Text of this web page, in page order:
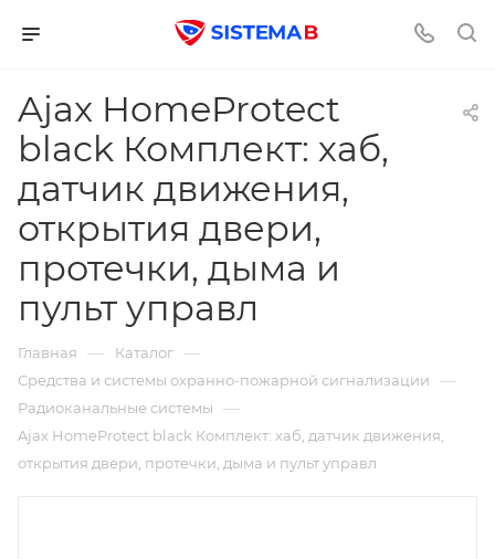
Ajax HomeProtect
black Комплект: хаб,
датчик движения,
открытия двери,
протечки, дыма и
пульт управл
Главная — Каталог —
Средства и системы охранно-пожарной сигнализации —
Радиоканальные системы —
Ajax HomeProtect black Комплект: хаб, датчик движения,
открытия двери, протечки, дыма и пульт управл